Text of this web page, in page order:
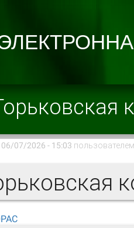
07/2026 - 15:03 пользователем